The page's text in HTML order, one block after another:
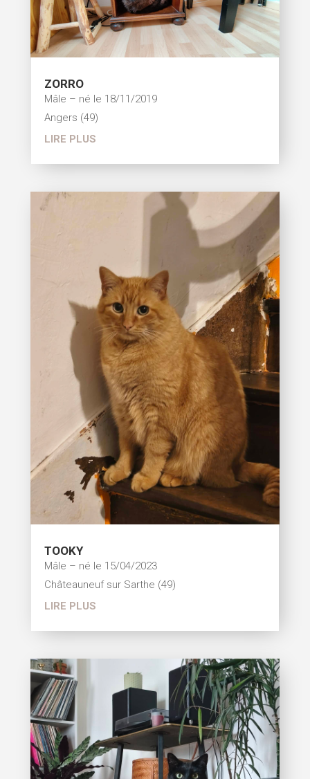
ZORRO
Mâle – né le 18/11/2019
Angers (49)
LIRE PLUS
TOOKY
Mâle – né le 15/04/2023
Châteauneuf sur Sarthe (49)
LIRE PLUS